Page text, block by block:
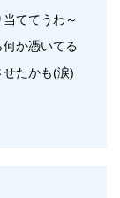
ててうわ～
か憑いてる
たかも(涙)